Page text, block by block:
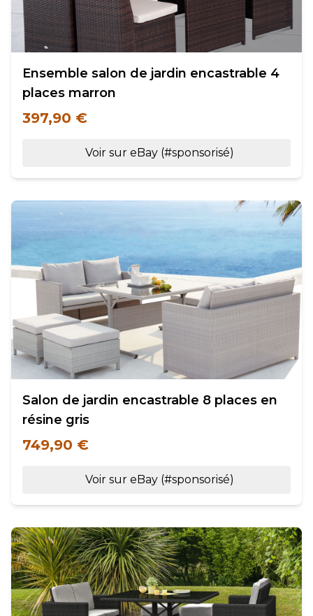
Ensemble salon de jardin encastrable 4
places marron
397,90 €
Voir sur eBay (#sponsorisé)
Salon de jardin encastrable 8 places en
résine gris
749,90 €
Voir sur eBay (#sponsorisé)